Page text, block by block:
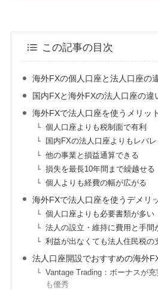
この記事の目次
海外FXの個人口座と法人口座の
国内FXと海外FXの法人口座の違
海外FXで法人口座を使うメリット
個人口座よりも税制面で有利
国内FXの法人口座よりもレバ
他の事業と損益通算できる
損失を最長10年間まで繰越せる
個人よりも経費の幅が広がる
海外FXで法人口座を使うデメリ
個人口座よりも必要書類が多い
法人の設立・維持に費用と手間
利益が出なくても法人住民税の
法人口座開設でおすすめの海外
Vantage Trading：ボーナスが
も優秀